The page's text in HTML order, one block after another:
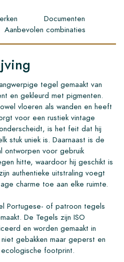
Documenten
Aanbevolen combinaties
tegel gemaakt van
en gekleurd met pigmenten.
vloeren als wanden en heeft
voor een rustiek vintage
is het feit dat hij
stuk uniek is. Daarnaast is de
ontworpen voor gebruik
hitte, waardoor hij geschikt is
authentieke uitstraling voegt
charme toe aan elke ruimte.
Portugese- of patroon tegels
De Tegels zijn ISO
en worden gemaakt in
gebakken maar geperst en
footprint.